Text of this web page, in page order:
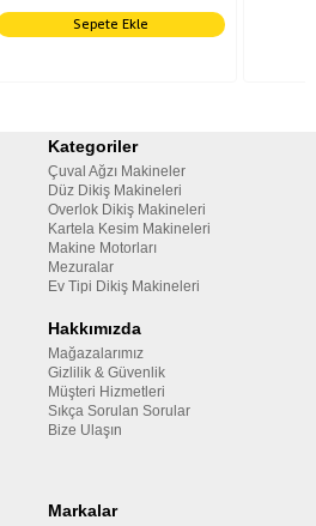
Kategoriler
Çuval Ağzı Makineler
Düz Dikiş Makineleri
Overlok Dikiş Makineleri
Kartela Kesim Makineleri
Makine Motorları
Mezuralar
Ev Tipi Dikiş Makineleri
Hakkımızda
Mağazalarımız
Gizlilik & Güvenlik
Müşteri Hizmetleri
Sıkça Sorulan Sorular
Bize Ulaşın
Markalar